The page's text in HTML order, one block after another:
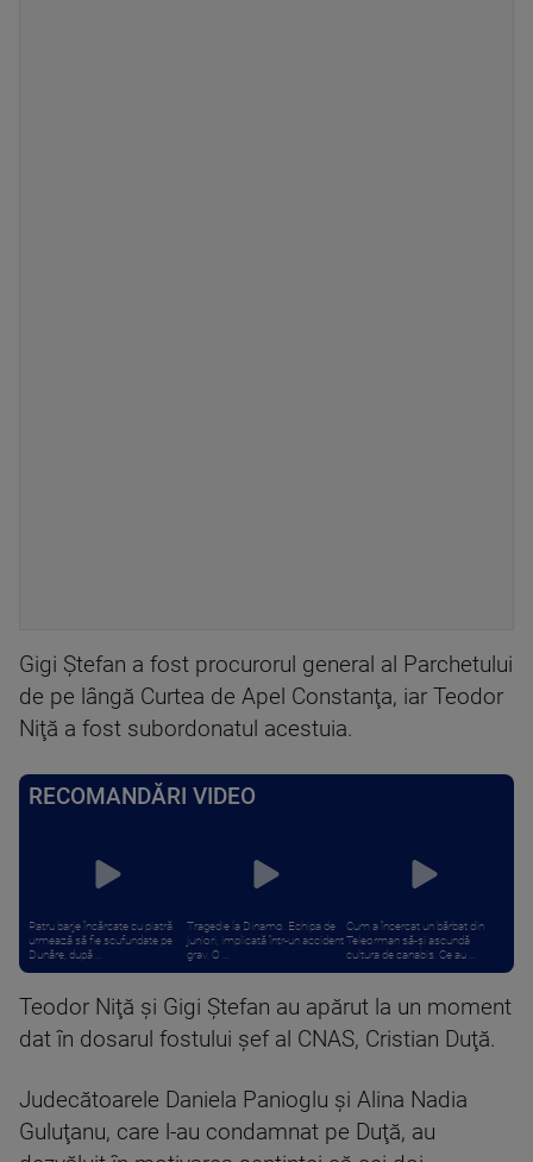
Gigi Ştefan a fost procurorul general al Parchetului
de pe lângă Curtea de Apel Constanţa, iar Teodor
Niţă a fost subordonatul acestuia.
RECOMANDĂRI VIDEO
Patru barje încărcate cu piatră
urmează să fie scufundate pe
Dunăre, după ...
Tragedie la Dinamo. Echipa de
juniori, implicată într-un accident
grav. O ...
Cum a încercat un bărbat din
Teleorman să-și ascundă
cultura de canabis. Ce au ...
Teodor Niţă şi Gigi Ştefan au apărut la un moment
dat în dosarul fostului şef al CNAS, Cristian Duţă.
Judecătoarele Daniela Panioglu şi Alina Nadia
Guluţanu, care l-au condamnat pe Duţă, au